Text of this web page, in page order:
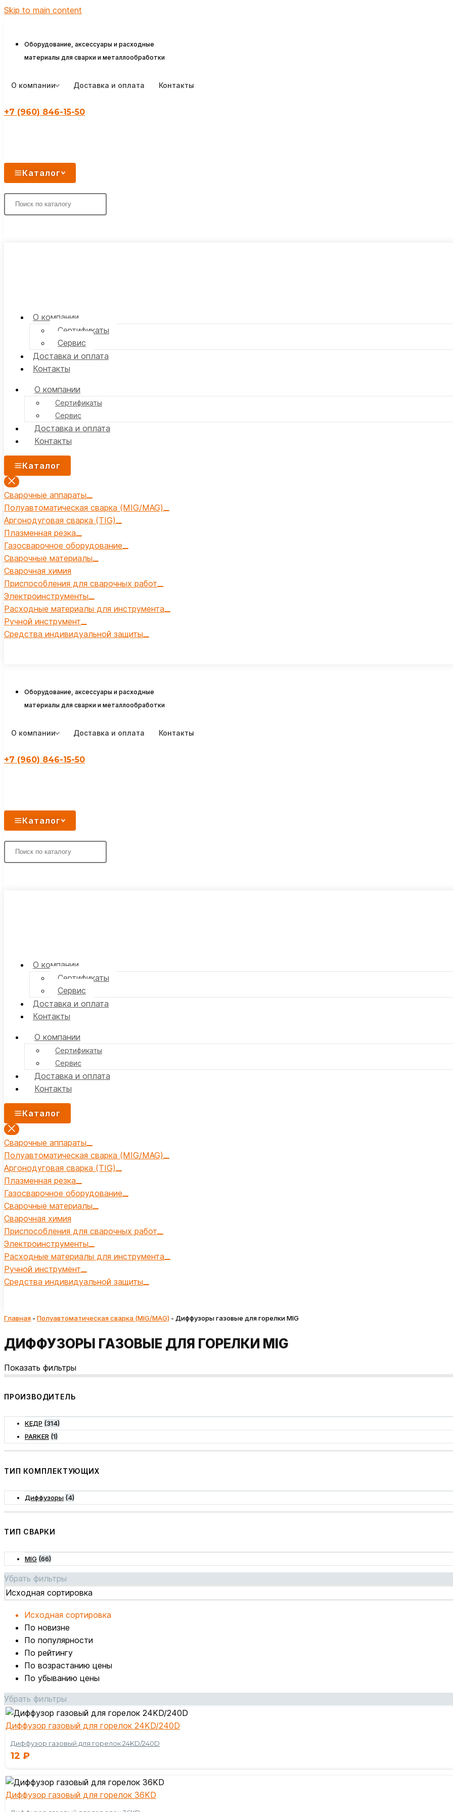
Skip to main content
Оборудование, аксессуары и расходные
материалы для сварки и металлообработки
О компании Доставка и оплата Контакты
+7 (960) 846-15-50
Каталог
О компании
Сертификаты
Сервис
Доставка и оплата
Контакты
О компании
Сертификаты
Сервис
Доставка и оплата
Контакты
Каталог
Сварочные аппараты
Полуавтоматическая сварка (MIG/MAG)
Аргонодуговая сварка (TIG)
Плазменная резка
Газосварочное оборудование
Сварочные материалы
Сварочная химия
Приспособления для сварочных работ
Электроинструменты
Расходные материалы для инструмента
Ручной инструмент
Средства индивидуальной защиты
Оборудование, аксессуары и расходные
материалы для сварки и металлообработки
О компании Доставка и оплата Контакты
+7 (960) 846-15-50
Каталог
О компании
Сертификаты
Сервис
Доставка и оплата
Контакты
О компании
Сертификаты
Сервис
Доставка и оплата
Контакты
Каталог
Сварочные аппараты
Полуавтоматическая сварка (MIG/MAG)
Аргонодуговая сварка (TIG)
Плазменная резка
Газосварочное оборудование
Сварочные материалы
Сварочная химия
Приспособления для сварочных работ
Электроинструменты
Расходные материалы для инструмента
Ручной инструмент
Средства индивидуальной защиты
Главная - Полуавтоматическая сварка (MIG/MAG) - Диффузоры газовые для горелки MIG
ДИФФУЗОРЫ ГАЗОВЫЕ ДЛЯ ГОРЕЛКИ MIG
Показать фильтры
ПРОИЗВОДИТЕЛЬ
КЕДР (314)
PARKER (1)
ТИП КОМПЛЕКТУЮЩИХ
Диффузоры (4)
ТИП СВАРКИ
MIG (66)
Убрать фильтры
Исходная сортировка
Исходная сортировка
По новизне
По популярности
По рейтингу
По возрастанию цены
По убыванию цены
Убрать фильтры
Диффузор газовый для горелок 24KD/240D
Диффузор газовый для горелок 24KD/240D
12 ₽
Диффузор газовый для горелок 36KD